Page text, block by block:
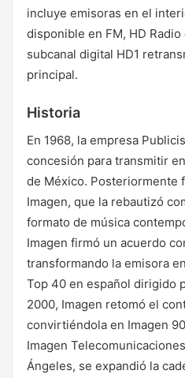
incluye emisoras en el
disponible en FM, HD
subcanal digital HD1
principal.
Historia
En 1968, la empresa
concesión para transmitir
de México. Posteriormente
Imagen, que la rebautizó
formato de música
Imagen firmó un acuerdo
transformando la emisora
Top 40 en español dirigido
2000, Imagen retomó el
convirtiéndola en Imagen
Imagen
Ángeles, se expandió la